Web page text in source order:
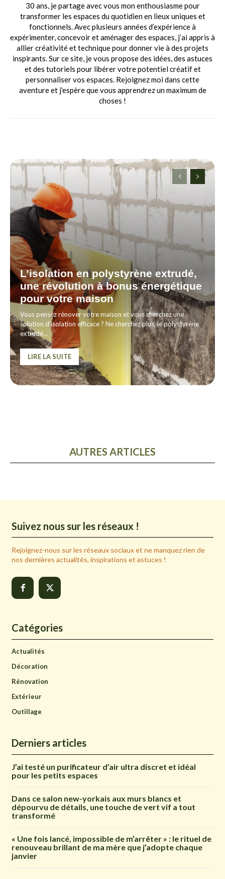
30 ans, je partage avec vous mon enthousiasme pour
transformer les espaces du quotidien en lieux uniques et
fonctionnels. Avec plusieurs années d’expérience à
expérimenter, concevoir et aménager des espaces, j’ai appris à
allier créativité et technique pour donner vie à des projets
inspirants. Sur ce site, je vous propose des idées, des astuces
et des tutoriels pour libérer votre potentiel créatif et
personnaliser vos espaces. Rejoignez moi dans cette
aventure et j'espère que vous apprendrez un maximum de
choses !
L’isolation en polystyrène extrudé,
une révolution à bonus énergétique
pour votre maison
Vous pensez rénover votre maison et vous cherchez une
solution d'isolation efficace ? Ne cherchez plus, le polystyrène
extrudé...
LIRE LA SUITE
AUTRES ARTICLES
Suivez nous sur les réseaux !
Rejoignez-nous sur les réseaux sociaux et ne manquez rien de
nos dernières actualités, inspirations et astuces !
Catégories
Actualités
Décoration
Rénovation
Extérieur
Outillage
Derniers articles
J’ai testé un purificateur d’air ultra discret et idéal
pour les petits espaces
Dans ce salon new-yorkais aux murs blancs et
dépourvu de détails, une touche de vert vif a tout
transformé
« Une fois lancé, impossible de m’arrêter » : le rituel de
renouveau brillant de ma mère que j’adopte chaque
janvier